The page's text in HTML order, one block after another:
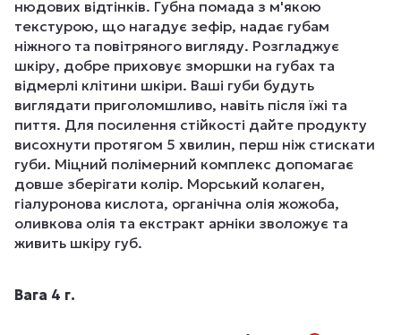
нюдових відтінків. Губна помада з м'якою
текстурою, що нагадує зефір, надає губам
ніжного та повітряного вигляду. Розгладжує
шкіру, добре приховує зморшки на губах та
відмерлі клітини шкіри. Ваші губи будуть
виглядати приголомшливо, навіть після їжі та
пиття. Для посилення стійкості дайте продукту
висохнути протягом 5 хвилин, перш ніж стискати
губи. Міцний полімерний комплекс допомагає
довше зберігати колір. Морський колаген,
гіалуронова кислота, органічна олія жожоба,
оливкова олія та екстракт арніки зволожує та
живить шкіру губ.
Вага 4 г.